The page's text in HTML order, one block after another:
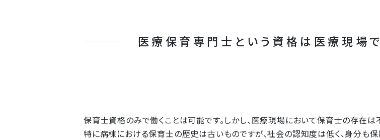
医療保育専門士という資格は医療現場
保育士資格のみで働くことは可能です。しかし、医療現場において保育士の存在は
特に病棟における保育士の歴史は古いものですが、社会の認知度は低く、身分も